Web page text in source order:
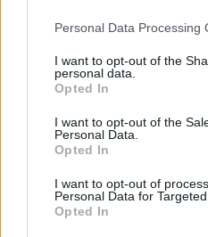
Please note that this website/
not limited to your visit or
grant or deny consent to
use your data for below
consent section.
Personal Data Processing
I want to opt-out of the
personal data.
Opted In
I want to opt-out of the
Personal Data.
Opted In
I want to opt-out of
Personal Data for Targeted
Opted In
Πιο
Βγήκαν ξανά τα
για τη Δημοκρατία:
Γρατσία και
κίνημα σε φοβικό
Στην Κρήτη ο
συνεχίζει τις
Απίστευτο κι όμως
Aναστέλλονται τα